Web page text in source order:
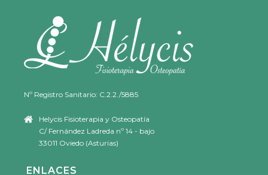
Nº Registro Sanitario: C.2.2./5885
Helycis Fisioterapia y Osteopatía
C/ Fernández Ladreda nº 14 - bajo
33011 Oviedo (Asturias)
ENLACES